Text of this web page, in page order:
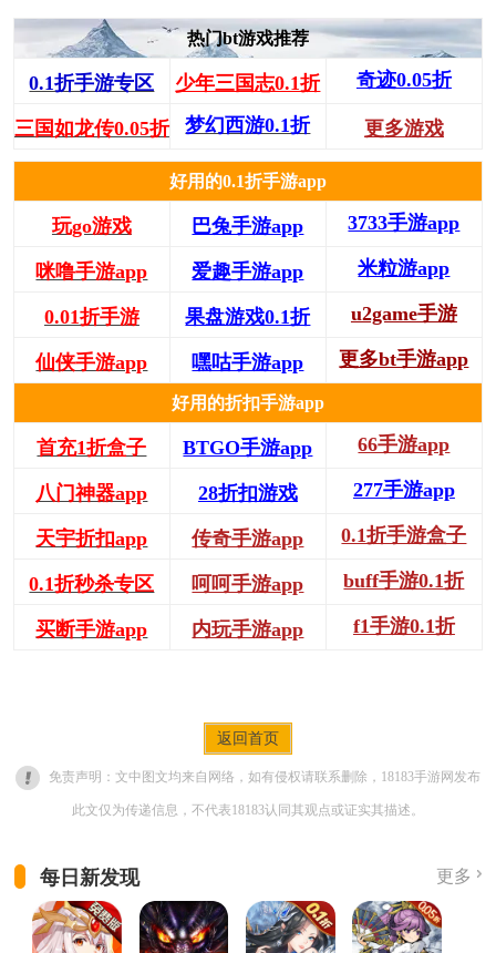
热门bt游戏推荐
0.1折手游专区 少年三国志0.1折 奇迹0.05折
三国如龙传0.05折 梦幻西游0.1折 更多游戏
好用的0.1折手游app
玩go游戏 巴兔手游app 3733手游app
咪噜手游app 爱趣手游app 米粒游app
0.01折手游 果盘游戏0.1折 u2game手游
仙侠手游app 嘿咕手游app 更多bt手游app
好用的折扣手游app
首充1折盒子 BTGO手游app 66手游app
八门神器app 28折扣游戏 277手游app
天宇折扣app 传奇手游app 0.1折手游盒子
0.1折秒杀专区 呵呵手游app buff手游0.1折
买断手游app 内玩手游app f1手游0.1折
返回首页
免责声明：文中图文均来自网络，如有侵权请联系删除，18183手游网发布
此文仅为传递信息，不代表18183认同其观点或证实其描述。
每日新发现 更多